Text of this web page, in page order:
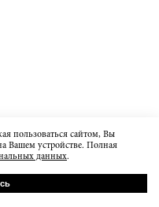
пользоваться сайтом, Вы
Вашем устройстве. Полная
данных.